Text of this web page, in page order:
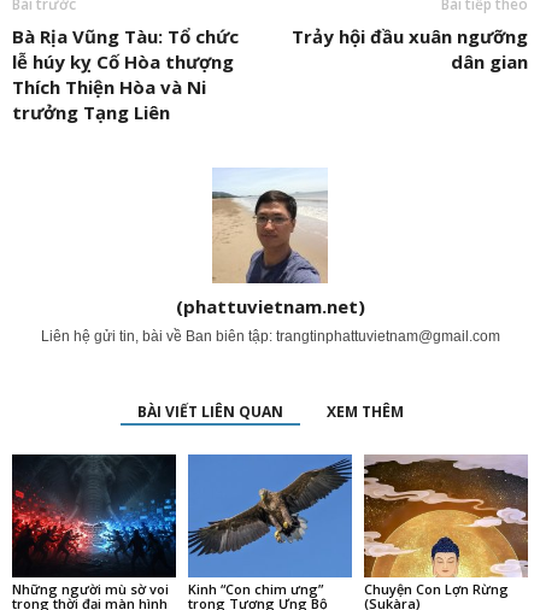
Bài trước
Bà Rịa Vũng Tàu: Tổ chức
lễ húy kỵ Cố Hòa thượng
Thích Thiện Hòa và Ni
trưởng Tạng Liên
Bài tiếp theo
Trảy hội đầu xuân ngưỡng
dân gian
(phattuvietnam.net)
Liên hệ gửi tin, bài về Ban biên tập: trangtinphattuvietnam@gmail.com
BÀI VIẾT LIÊN QUAN XEM THÊM
Những người mù sờ voi
trong thời đại màn hình
Kinh “Con chim ưng”
trong Tương Ưng Bộ
Chuyện Con Lợn Rừng
(Sukàra)